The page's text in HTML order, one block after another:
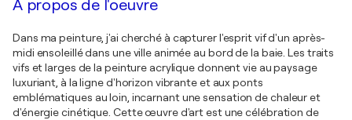
À propos de l'oeuvre
Dans ma peinture, j'ai cherché à capturer l'esprit vif d'un après-
midi ensoleillé dans une ville animée au bord de la baie. Les traits
vifs et larges de la peinture acrylique donnent vie au paysage
luxuriant, à la ligne d'horizon vibrante et aux ponts
emblématiques au loin, incarnant une sensation de chaleur et
d'énergie cinétique. Cette œuvre d'art est une célébration de